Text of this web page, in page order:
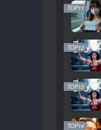
TOP11
TOP12
TOP13
TOP14